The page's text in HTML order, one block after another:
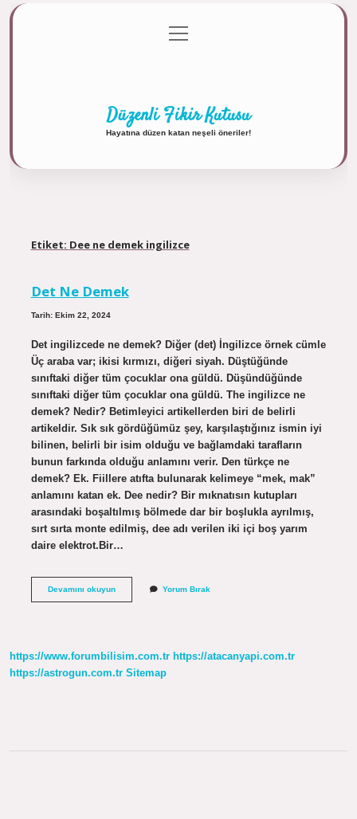
Gizlilik Politikası
menüyü
aç
Düzenli Fikir Kutusu
Hayatına düzen katan neşeli öneriler!
Etiket: Dee ne demek ingilizce
Det Ne Demek
Tarih: Ekim 22, 2024
Det ingilizcede ne demek? Diğer (det) İngilizce örnek cümle
Üç araba var; ikisi kırmızı, diğeri siyah. Düştüğünde
sınıftaki diğer tüm çocuklar ona güldü. Düşündüğünde
sınıftaki diğer tüm çocuklar ona güldü. The ingilizce ne
demek? Nedir? Betimleyici artikellerden biri de belirli
artikeldir. Sık sık gördüğümüz şey, karşılaştığınız ismin iyi
bilinen, belirli bir isim olduğu ve bağlamdaki tarafların
bunun farkında olduğu anlamını verir. Den türkçe ne
demek? Ek. Fiillere atıfta bulunarak kelimeye “mek, mak”
anlamını katan ek. Dee nedir? Bir mıknatısın kutupları
arasındaki boşaltılmış bölmede dar bir boşlukla ayrılmış,
sırt sırta monte edilmiş, dee adı verilen iki içi boş yarım
daire elektrot.Bir…
Devamını okuyunDet
Yorum Bırak
https://www.forumbilisim.com.tr https://atacanyapi.com.tr
https://astrogun.com.tr Sitemap